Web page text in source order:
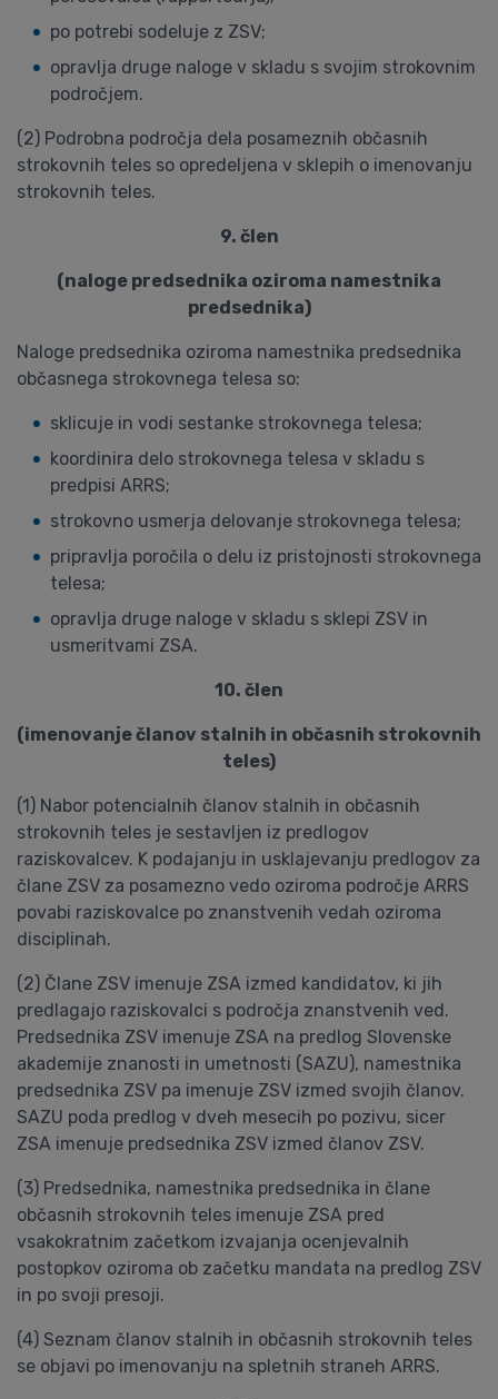
po potrebi sodeluje z ZSV;
opravlja druge naloge v skladu s svojim strokovnim
področjem.
(2) Podrobna področja dela posameznih občasnih
strokovnih teles so opredeljena v sklepih o imenovanju
strokovnih teles.
9. člen
(naloge predsednika oziroma namestnika
predsednika)
Naloge predsednika oziroma namestnika predsednika
občasnega strokovnega telesa so:
sklicuje in vodi sestanke strokovnega telesa;
koordinira delo strokovnega telesa v skladu s
predpisi ARRS;
strokovno usmerja delovanje strokovnega telesa;
pripravlja poročila o delu iz pristojnosti strokovnega
telesa;
opravlja druge naloge v skladu s sklepi ZSV in
usmeritvami ZSA.
10. člen
(imenovanje članov stalnih in občasnih strokovnih
teles)
(1) Nabor potencialnih članov stalnih in občasnih
strokovnih teles je sestavljen iz predlogov
raziskovalcev. K podajanju in usklajevanju predlogov za
člane ZSV za posamezno vedo oziroma področje ARRS
povabi raziskovalce po znanstvenih vedah oziroma
disciplinah.
(2) Člane ZSV imenuje ZSA izmed kandidatov, ki jih
predlagajo raziskovalci s področja znanstvenih ved.
Predsednika ZSV imenuje ZSA na predlog Slovenske
akademije znanosti in umetnosti (SAZU), namestnika
predsednika ZSV pa imenuje ZSV izmed svojih članov.
SAZU poda predlog v dveh mesecih po pozivu, sicer
ZSA imenuje predsednika ZSV izmed članov ZSV.
(3) Predsednika, namestnika predsednika in člane
občasnih strokovnih teles imenuje ZSA pred
vsakokratnim začetkom izvajanja ocenjevalnih
postopkov oziroma ob začetku mandata na predlog ZSV
in po svoji presoji.
(4) Seznam članov stalnih in občasnih strokovnih teles
se objavi po imenovanju na spletnih straneh ARRS.